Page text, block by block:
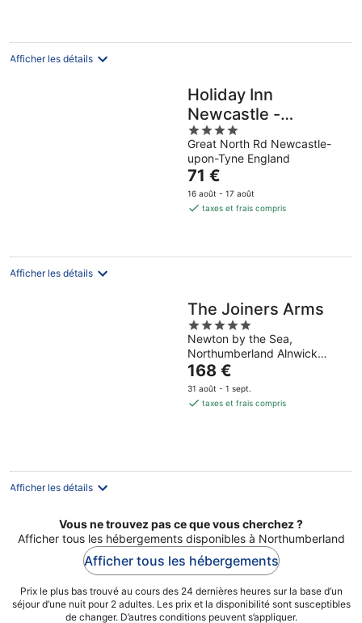
par
Afficher les détails
Holiday Inn
Newcastle -
Gosforth Park by
IHG
4
out
of
5
Great North Rd Newcastle-
upon-Tyne England
Le
prix
est
par
71 €
16 août - 17 août
taxes et frais compris
Afficher les détails
The Joiners Arms
5
out
of
5
Newton by the Sea,
Northumberland Alnwick
England
Le
prix
est
168 €
31 août - 1 sept.
taxes et frais compris
Afficher les détails
Vous ne trouvez pas ce que vous cherchez ?
Afficher tous les hébergements disponibles à Northumberland
Afficher tous les hébergements
Prix le plus bas trouvé au cours des 24 dernières heures sur la base d’un
séjour d’une nuit pour 2 adultes. Les prix et la disponibilité sont susceptibles
de changer. D’autres conditions peuvent s’appliquer.